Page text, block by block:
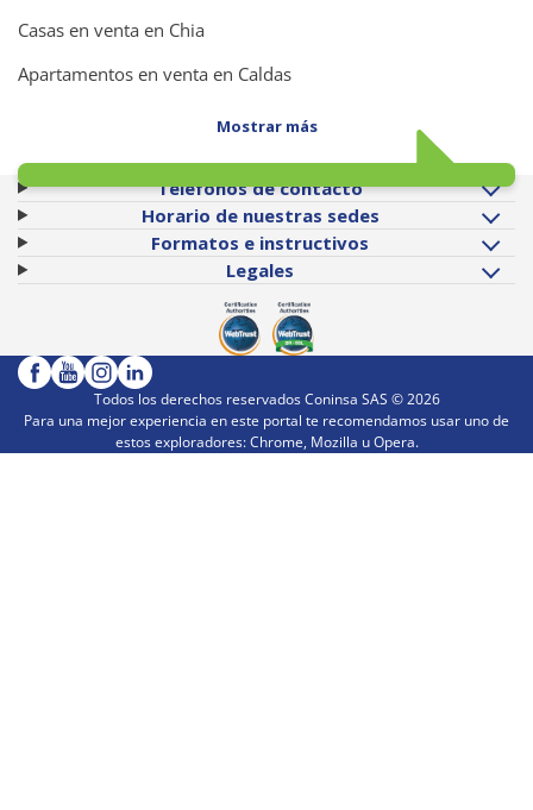
Casas en venta en Chia
Apartamentos en venta en Caldas
Mostrar más
Teléfonos de contacto
Horario de nuestras sedes
Formatos e instructivos
Legales
Todos los derechos reservados Coninsa SAS ©2026
Para una mejor experiencia en este portal te recomendamos usar uno de
estos exploradores: Chrome, Mozilla u Opera.